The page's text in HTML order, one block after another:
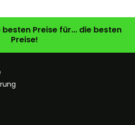
Preise für... die besten
Preise!